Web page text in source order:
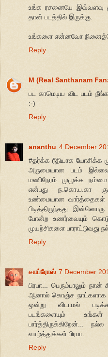
உங்க ரசனையே இவ்வளவு
தான் படத்தில் இருக்கு.
உங்களை என்னவோ
Reply
M (Real Santhanam
பட காமெடிய விட படம்
:-)
Reply
ananthu 4 December
#தர்க்க ரீதியாக யோசிக்க
அருமையான படம்
மணிநேரம் முழுக்க நம்மை
என்பது ந.கொ.ப.கா
உண்மையான வார்த்தைகள் .
பிடித்திருந்தது
போன்ற உணர்வையும்
முயற்சிகளை பாராட்டுவது
Reply
சாய்ரோஸ் 7 December
பிரபா... பெரும்பாலும் நான்
ஆனால் கொஞ்ச நாட்களாக
ஒன்று விடாமல்
படங்களையும்
பார்த்திருக்கிறேன்...
வாழ்த்துக்கள் பிரபா.
Reply